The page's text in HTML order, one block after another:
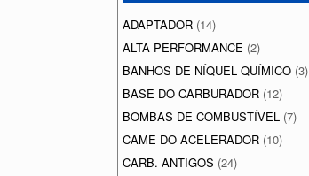
ADAPTADOR (14)
ALTA PERFORMANCE (2)
BANHOS DE NÍQUEL QUÍMICO (3)
BASE DO CARBURADOR (12)
BOMBAS DE COMBUSTÍVEL (7)
CAME DO ACELERADOR (10)
CARB. ANTIGOS (24)